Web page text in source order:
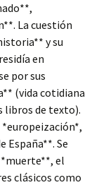
La cuestión
y su
en
por sus
(vida cotidiana
libros de texto).
España**. Se
el
clásicos como